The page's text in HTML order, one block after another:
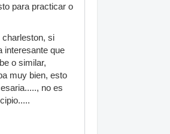
para practicar o
charleston, si
interesante que
o similar,
muy bien, esto
no es